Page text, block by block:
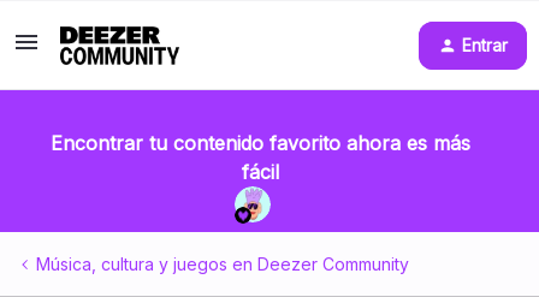
Entrar
Encontrar tu contenido favorito ahora es más
fácil
Música, cultura y juegos en Deezer Community